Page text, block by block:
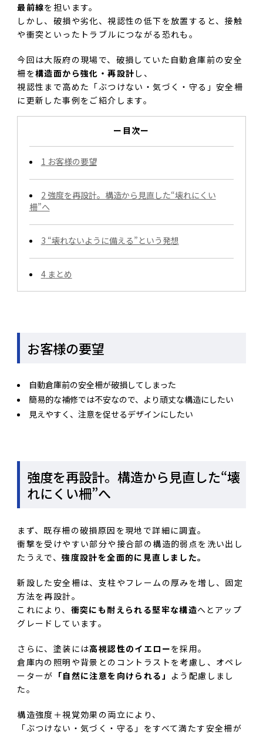
最前線を担います。
しかし、破損や劣化、視認性の低下を放置すると、接触
や衝突といったトラブルにつながる恐れも。
今回は大阪府の現場で、破損していた自動倉庫前の安全
柵を構造面から強化・再設計 し、
視認性まで高めた「ぶつけない・気づく・守る」安全柵
に更新した事例をご紹介します。
ー目次ー
1 お客様の要望
2 強度を再設計。構造から見直した“壊れにくい
柵”へ
3 “壊れないように備える”という発想
4まとめ
お客様の要望
自動倉庫前の安全柵が破損してしまった
簡易的な補修では不安なので、より頑丈な構造にしたい
見えやすく、注意を促せるデザインにしたい
強度を再設計。構造から見直した“壊
れにくい柵”へ
まず、既存柵の破損原因を現地で詳細に調査。
衝撃を受けやすい部分や接合部の構造的弱点を洗い出し
たうえで、強度設計を全面的に見直しました。
新設した安全柵は、支柱やフレームの厚みを増し、固定
方法を再設計。
これにより、 衝突にも耐えられる堅牢な構造へとアップ
グレードしています。
さらに、塗装には高視認性のイエローを採用。
倉庫内の照明や背景とのコントラストを考慮し、オペレ
ーターが 「自然に注意を向けられる」 よう配慮しまし
た。
構造強度＋視覚効果の両立により、
「ぶつけない・気づく・守る」をすべて満たす安全柵が